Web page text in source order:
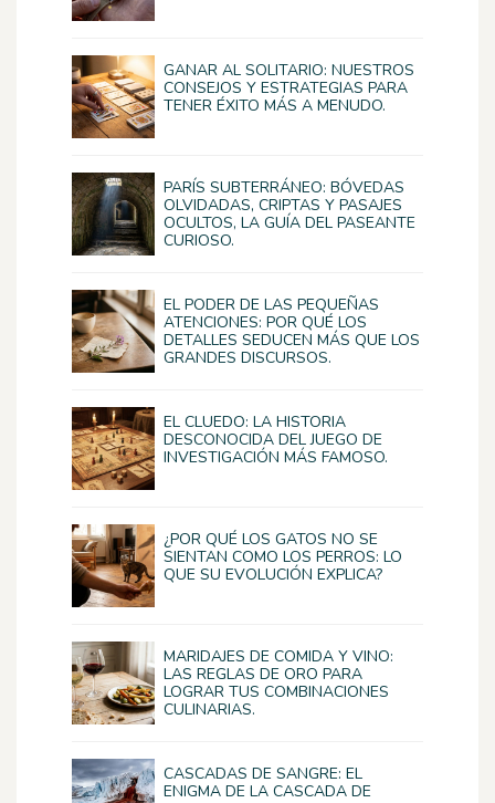
GANAR AL SOLITARIO: NUESTROS
CONSEJOS Y ESTRATEGIAS PARA
TENER ÉXITO MÁS A MENUDO.
PARÍS SUBTERRÁNEO: BÓVEDAS
OLVIDADAS, CRIPTAS Y PASAJES
OCULTOS, LA GUÍA DEL PASEANTE
CURIOSO.
EL PODER DE LAS PEQUEÑAS
ATENCIONES: POR QUÉ LOS
DETALLES SEDUCEN MÁS QUE LOS
GRANDES DISCURSOS.
EL CLUEDO: LA HISTORIA
DESCONOCIDA DEL JUEGO DE
INVESTIGACIÓN MÁS FAMOSO.
¿POR QUÉ LOS GATOS NO SE
SIENTAN COMO LOS PERROS: LO
QUE SU EVOLUCIÓN EXPLICA?
MARIDAJES DE COMIDA Y VINO:
LAS REGLAS DE ORO PARA
LOGRAR TUS COMBINACIONES
CULINARIAS.
CASCADAS DE SANGRE: EL
ENIGMA DE LA CASCADA DE